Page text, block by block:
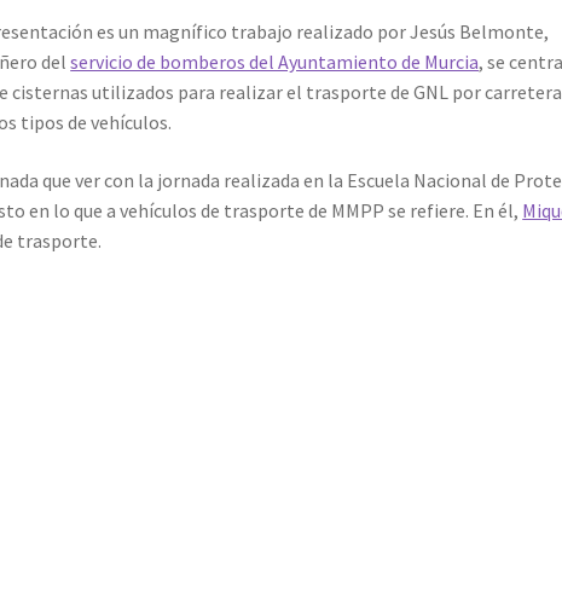
es un magnífico trabajo realizado por Jesús Belmonte,
delservicio de bomberos del Ayuntamiento de Murcia, se
cisternas utilizados para realizar el trasporte de GNL por
tipos de vehículos.
que ver con la jornada realizada en la Escuela Nacional de
en lo que a vehículos de trasporte de MMPP se refiere. En él,
trasporte.